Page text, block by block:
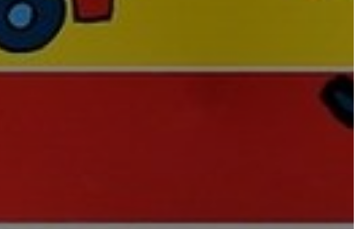
VÁROSHÁZA